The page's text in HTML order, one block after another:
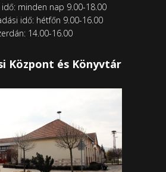
minden nap 9.00-18.00
idő: hétfőn 9.00-16.00
14.00-16.00
Központ és Könyvtár